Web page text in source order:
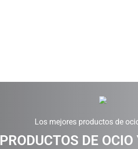
Los mejores productos de
PRODUCTOS DE